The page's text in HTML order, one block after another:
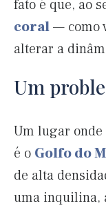
fato é que, ao
coral— como
alterar a
Um
Um lugar onde
é o Golfo do
de alta
uma inquilina,